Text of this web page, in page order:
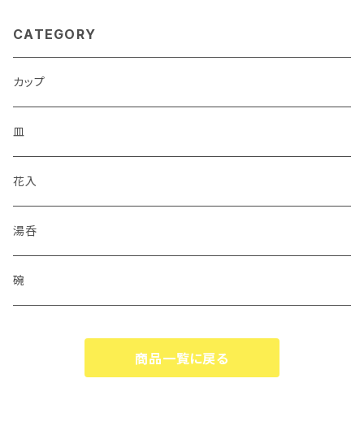
CATEGORY
カップ
皿
花入
湯呑
碗
商品一覧に戻る